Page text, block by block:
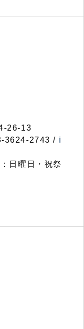
26-13
3624-2743 / i
日曜日・祝祭